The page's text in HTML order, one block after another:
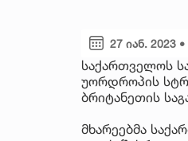
27 იან. 2023 •
საქართველოს
უორდროპის
ბრიტანეთის
მხარეებმა